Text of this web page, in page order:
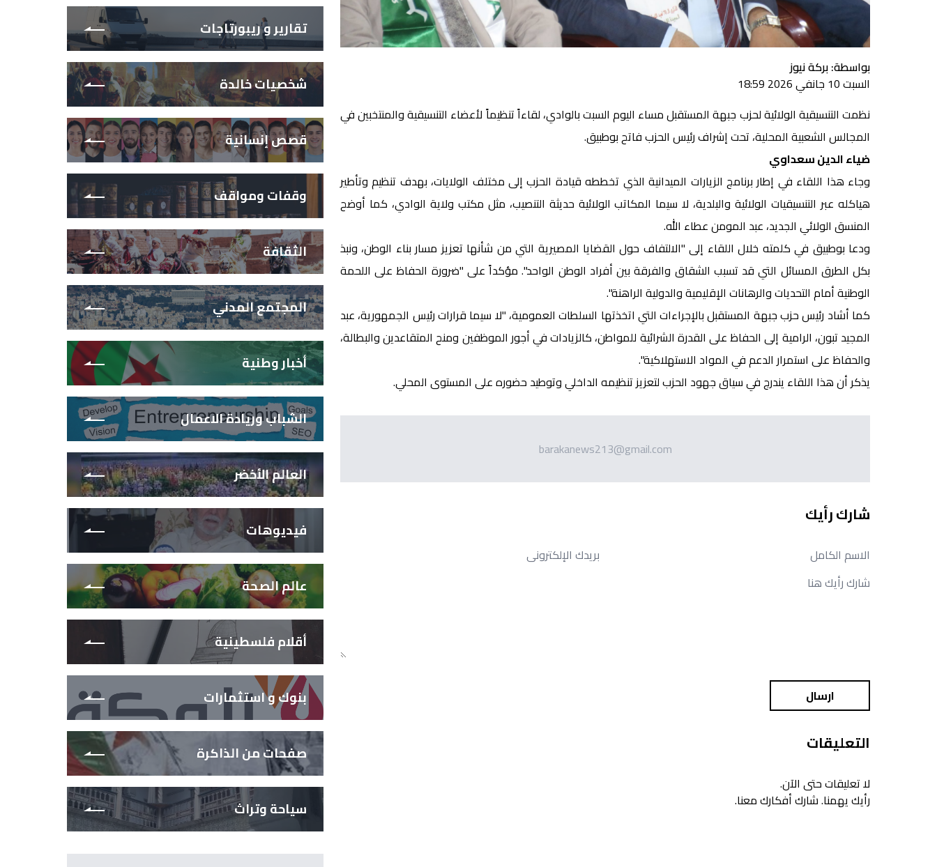
بواسطة: بركة نيوز
السبت 10 جانفي 2026 18:59
نظمت التنسيقية الولائية لحزب جبهة المستقبل مساء اليوم السبت بالوادي، لقاءاً تنظيماً لأعضاء التنسيقية والمنتخبين في
المجالس الشعبية المحلية، تحت إشراف رئيس الحزب فاتح بوطبيق.
ضياء الدين سعداوي
وجاء هذا اللقاء في إطار برنامج الزيارات الميدانية الذي تخططه قيادة الحزب إلى مختلف الولايات، بهدف تنظيم وتأطير
هياكله عبر التنسيقيات الولائية والبلدية، لا سيما المكاتب الولائية حديثة التنصيب، مثل مكتب ولاية الوادي، كما أوضح
المنسق الولائي الجديد، عبد المومن عطاء الله.
ودعا بوطبيق في كلمته خلال اللقاء إلى "الالتفاف حول القضايا المصيرية التي من شأنها تعزيز مسار بناء الوطن، ونبذ
بكل الطرق المسائل التي قد تسبب الشقاق والفرقة بين أفراد الوطن الواحد". مؤكداً على "ضرورة الحفاظ على اللحمة
الوطنية أمام التحديات والرهانات الإقليمية والدولية الراهنة".
كما أشاد رئيس حزب جبهة المستقبل بالإجراءات التي اتخذتها السلطات العمومية، "لا سيما قرارات رئيس الجمهورية، عبد
المجيد تبون، الرامية إلى الحفاظ على القدرة الشرائية للمواطن، كالزيادات في أجور الموظفين ومنح المتقاعدين والبطالة،
والحفاظ على استمرار الدعم في المواد الاستهلاكية".
يذكر أن هذا اللقاء يندرج في سياق جهود الحزب لتعزيز تنظيمه الداخلي وتوطيد حضوره على المستوى المحلي.
barakanews213@gmail.com
شارك رأيك
ارسال
التعليقات
لا تعليقات حتى الآن.
رأيك يهمنا. شارك أفكارك معنا.
تقارير و ريبورتاجات
شخصيات خالدة
قصص إنسانية
وقفات ومواقف
الثقافة
المجتمع المدني
أخبار وطنية
الشباب وريادة الاعمال
العالم الأخضر
فيديوهات
عالم الصحة
أقلام فلسطينية
بنوك و استثمارات
صفحات من الذاكرة
سياحة وتراث